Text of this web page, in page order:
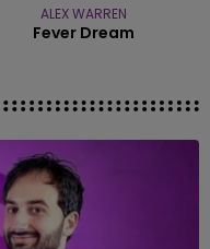
ALEX WARREN
Fever Dream